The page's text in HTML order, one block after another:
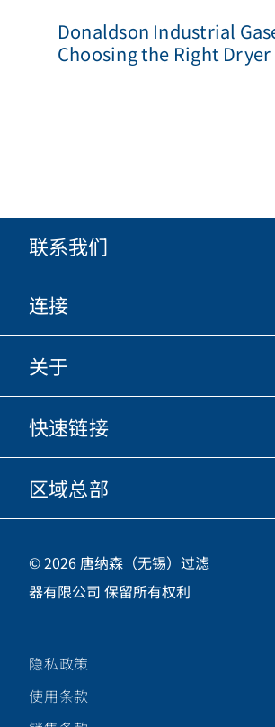
Donaldson Industrial
Choosing the Right Dryer
联系我们
连接
抖音
快手
优酷
微信
关于
关于我们
商业行为准则
职业发展
快速链接
唐纳森电商网站
投资人
供应商
区域总部
中国江苏省无锡市新吴区
新加坡工业园新都路16号，邮编
咨询热线
关注唐纳森微信公众号
© 2026 唐纳森（无锡）过滤
器有限公司 保留所有权利
隐私政策
使用条款